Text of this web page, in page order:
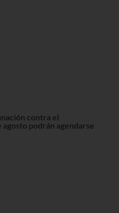
contra el
agosto podrán agendarse